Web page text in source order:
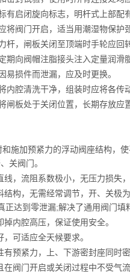
有启闭旋向标志，明杆式上部配
将阀门开启，适当用潮湿物保护
杆，闸板关闭至顶端时手轮应回
期向阀帽注脂接头注入定量润滑脂
易损件而泄漏，应及时更换。
内腔清洗干净，组装时应将各传
闸板处于关闭位置，长期存放应
施加预紧力的浮动阀座结构，
关阀门。
，流阻系数极小，无压力损失
结构，无需经常调节，开、关极
正达到零泄漏;解决了通用阀门填
内腔高压，保证使用安全。
可适应全天候要求。
预紧力，上、下游密封座同时
阀门开启或关闭过程中不受气